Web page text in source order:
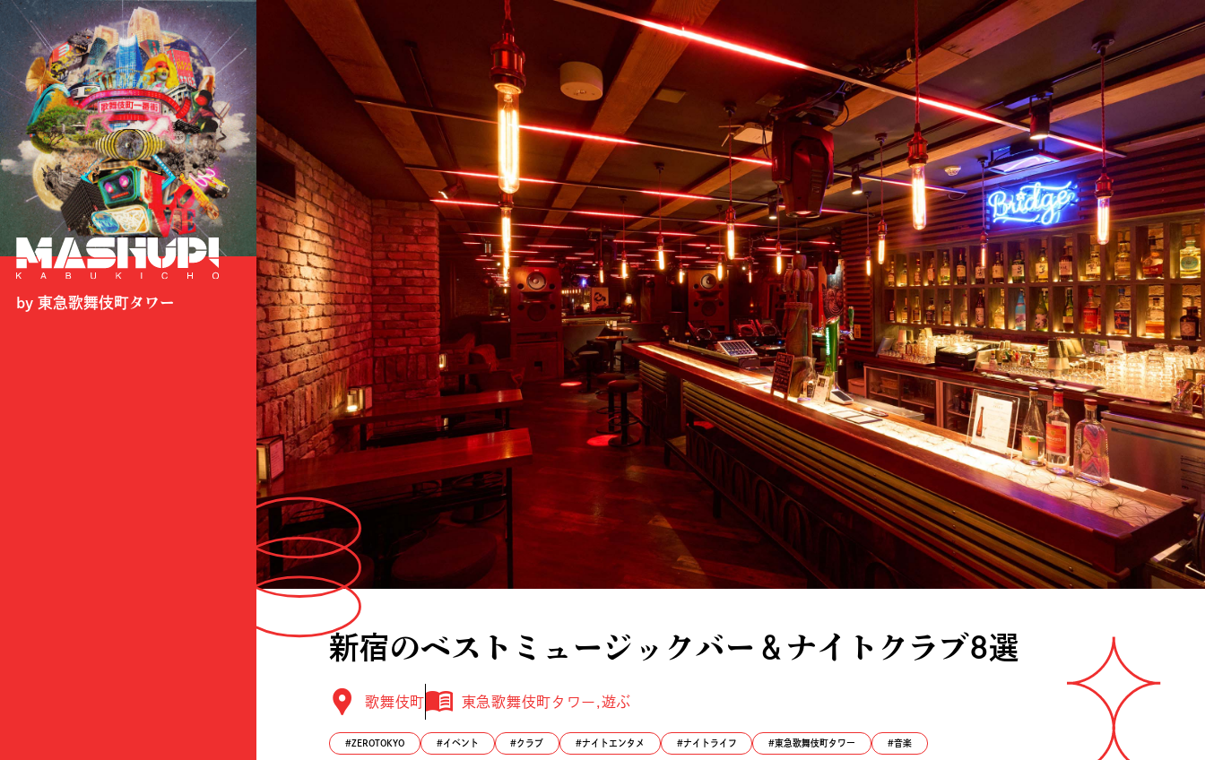
by 東急歌舞伎町タワー
新宿のベストミュージックバー＆ナイトクラブ8選
歌舞伎町 東急歌舞伎町タワー 遊ぶ
ZEROTOKYO イベント クラブ ナイトエンタメ ナイトライフ 東急歌舞伎町タワー 音楽